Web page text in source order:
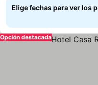
Elige fechas para ver los
Opción destacada